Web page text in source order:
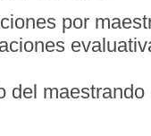
por
del